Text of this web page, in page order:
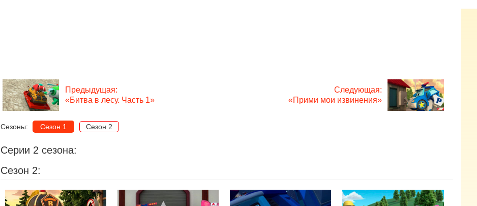
Предыдущая:
«Битва в лесу. Часть 1»
Следующая:
«Прими мои извинения»
Сезоны: Сезон 1 Сезон 2
Серии 2 сезона:
Сезон 2: